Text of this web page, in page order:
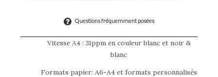
Questions fréquemment posées
Vitesse A4 : 31ppm en couleur blanc et noir &
blanc
Formats papier: A6-A4 et formats personnalisés